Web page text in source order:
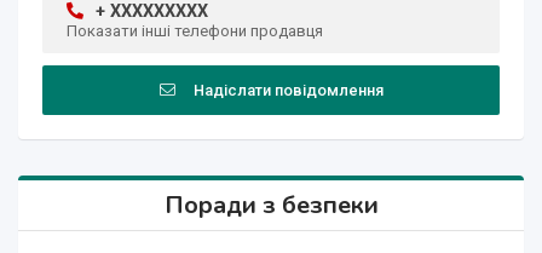
+ XXXXXXXXX
Показати інші телефони продавця
Надіслати повідомлення
Поради з безпеки